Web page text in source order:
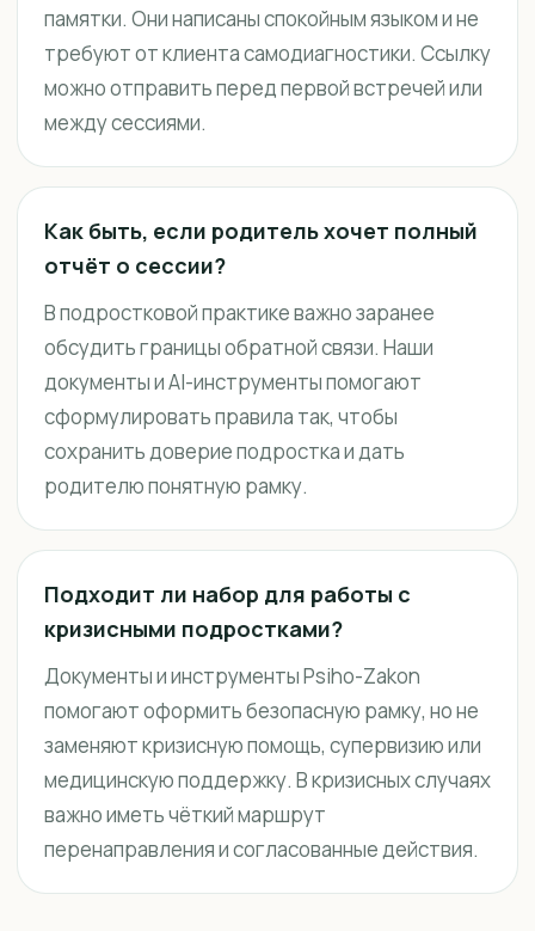
памятки. Они написаны спокойным языком и не
требуют от клиента самодиагностики. Ссылку
можно отправить перед первой встречей или
между сессиями.
Как быть, если родитель хочет полный
отчёт о сессии?
В подростковой практике важно заранее
обсудить границы обратной связи. Наши
документы и AI-инструменты помогают
сформулировать правила так, чтобы
сохранить доверие подростка и дать
родителю понятную рамку.
Подходит ли набор для работы с
кризисными подростками?
Документы и инструменты Psiho-Zakon
помогают оформить безопасную рамку, но не
заменяют кризисную помощь, супервизию или
медицинскую поддержку. В кризисных случаях
важно иметь чёткий маршрут
перенаправления и согласованные действия.